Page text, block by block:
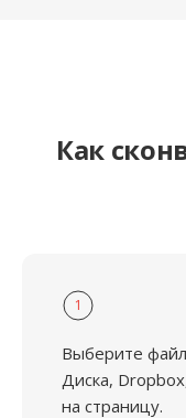
Как
1
Выберите
Диска,
на страницу.